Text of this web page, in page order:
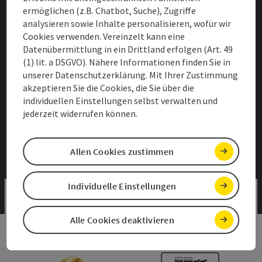
Impressum
Barrierefreiheitserklärung
Corporate Data
Intranet
AGBs
Cookies anpassen
ermöglichen (z.B. Chatbot, Suche), Zugriffe
analysieren sowie Inhalte personalisieren, wofür wir
Cookies verwenden. Vereinzelt kann eine
Datenübermittlung in ein Drittland erfolgen (Art. 49
(1) lit. a DSGVO). Nähere Informationen finden Sie in
unserer Datenschutzerklärung. Mit Ihrer Zustimmung
akzeptieren Sie die Cookies, die Sie über die
individuellen Einstellungen selbst verwalten und
jederzeit widerrufen können.
Alle Cookies deaktivieren
Individuelle Einstellungen
Allen Cookies zustimmen